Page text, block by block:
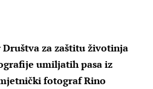
za zaštitu životinja
umiljatih pasa iz
fotograf Rino